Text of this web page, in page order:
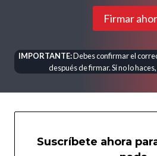
Firmar
IMPORTANTE:Debes confirmar el
después de firmar. Si no lo
Suscríbete ahora